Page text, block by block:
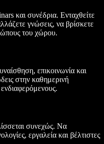
και συνέδρια. Ενταχθείτε
γνώσεις, να βρίσκετε
του χώρου.
επικοινωνία και
στην καθημερινή
συνεχώς. Να
εργαλεία και βέλτιστες